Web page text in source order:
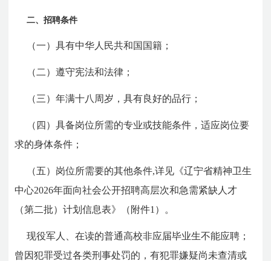
二、招聘条件
（一）具有中华人民共和国国籍；
（二）遵守宪法和法律；
（三）年满十八周岁，具有良好的品行；
（四）具备岗位所需的专业或技能条件，适应岗位要
求的身体条件；
（五）岗位所需要的其他条件,详见《辽宁省精神卫生
中心2026年面向社会公开招聘高层次和急需紧缺人才
（第二批）计划信息表》（附件1）。
现役军人、在读的普通高校非应届毕业生不能应聘；
曾因犯罪受过各类刑事处罚的，有犯罪嫌疑尚未查清或